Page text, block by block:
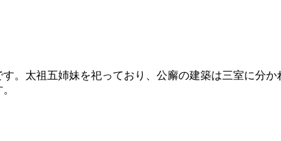
。太祖五姉妹を祀っており、公廨の建築は三室に分